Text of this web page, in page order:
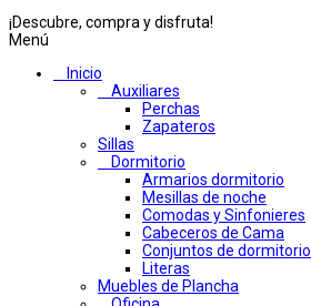
¡Descubre, compra y disfruta!
Menú
Inicio
Auxiliares
Perchas
Zapateros
Sillas
Dormitorio
Armarios dormitorio
Mesillas de noche
Comodas y Sinfonieres
Cabeceros de Cama
Conjuntos de dormitorio
Literas
Muebles de Plancha